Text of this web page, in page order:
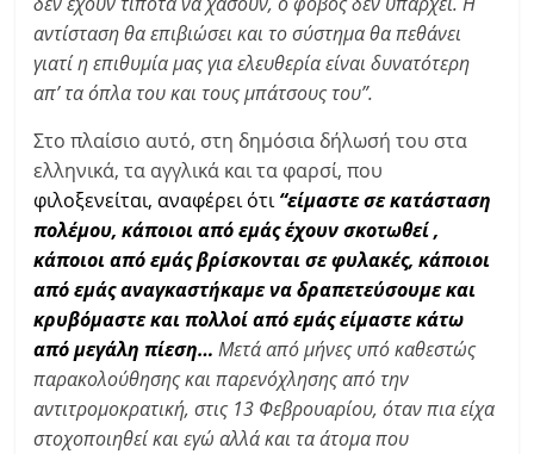
αντίσταση θα επιβιώσει και το σύστημα θα πεθάνει
γιατί η επιθυμία μας για ελευθερία είναι δυνατότερη
απ’ τα όπλα του και τους μπάτσους του”.
Στο πλαίσιο αυτό, στη δημόσια δήλωσή του στα
ελληνικά, τα αγγλικά και τα φαρσί, που
φιλοξενείται, αναφέρει ότι“είμαστε σε κατάσταση
πολέμου, κάποιοι από εμάς έχουν σκοτωθεί ,
κάποιοι από εμάς βρίσκονται σε φυλακές, κάποιοι
από εμάς αναγκαστήκαμε να δραπετεύσουμε και
κρυβόμαστε και πολλοί από εμάς είμαστε κάτω
από μεγάλη πίεση… Μετά από μήνες υπό καθεστώς
παρακολούθησης και παρενόχλησης από την
αντιτρομοκρατική, στις 13 Φεβρουαρίου, όταν πια είχα
στοχοποιηθεί και εγώ αλλά και τα άτομα που